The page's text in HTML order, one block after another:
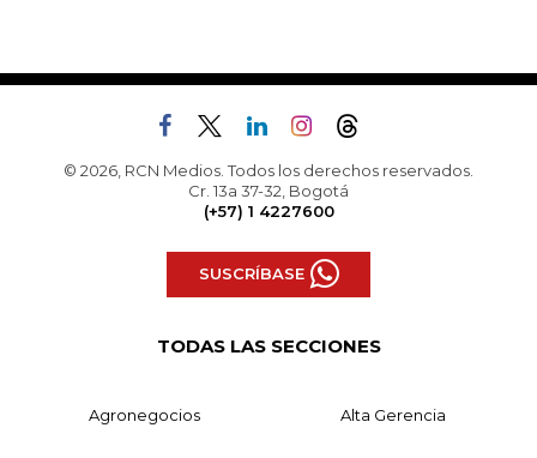
© 2026, RCN Medios. Todos los derechos reservados.
Cr. 13a 37-32, Bogotá
(+57) 1 4227600
SUSCRÍBASE
TODAS LAS SECCIONES
Agronegocios Alta Gerencia